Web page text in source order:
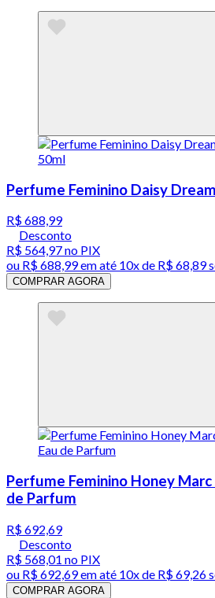
Perfume Feminino Daisy
R$ 688,99
Desconto
R$ 564,97no PIX
ou R$ 688,99em até 10x de R$ 68,89
COMPRAR AGORA
Perfume Feminino Honey Marc
de Parfum
R$ 692,69
Desconto
R$ 568,01 no PIX
ou R$ 692,69em até 10x de R$ 69,26
COMPRAR AGORA